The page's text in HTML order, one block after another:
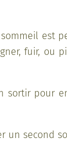
est
fuir, ou
sortir pour
un second